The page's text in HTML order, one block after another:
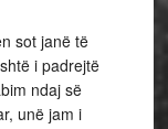
sot janë të
i padrejtë
ndaj së
unë jam i